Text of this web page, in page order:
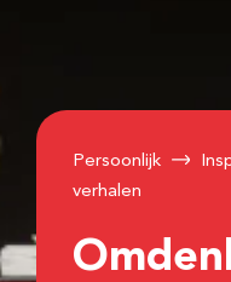
Persoonlijk
verhalen